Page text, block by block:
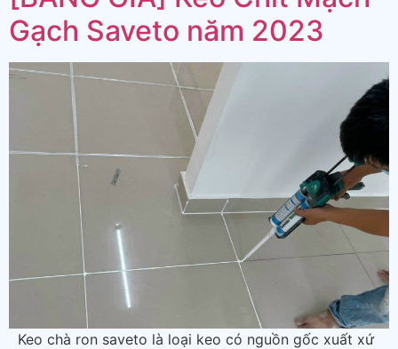
Gạch Saveto năm 2023
Keo chà ron saveto là loại keo có nguồn gốc xuất xứ